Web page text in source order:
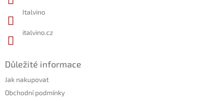
Italvino
italvino.cz
Důležité informace
Jak nakupovat
Obchodní podmínky